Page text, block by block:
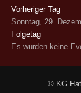
Vorheriger Tag
Sonntag, 29.
Folgetag
Es wurden keine
© KG